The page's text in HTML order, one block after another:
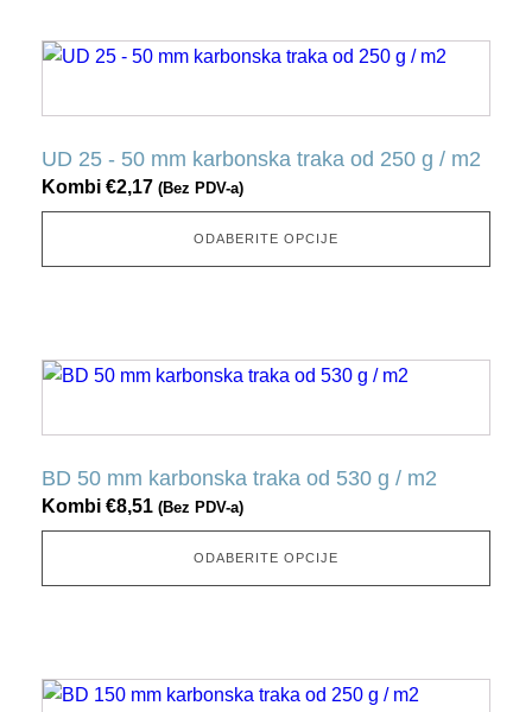
proizvoda
UD 25 - 50 mm karbonska traka od 250 g / m2
Kombi €2,17 (Bez PDV-a)
ODABERITE OPCIJE
Ovaj
ima
varijacija.
možete
proizvoda
BD 50 mm karbonska traka od 530 g / m2
Kombi €8,51 (Bez PDV-a)
ODABERITE OPCIJE
Ovaj
ima
varijacija.
možete
proizvoda
Ovaj